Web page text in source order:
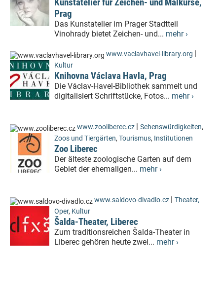
Kunstatelier für Zeichen- und Malkurse,
Prag
Das Kunstatelier im Prager Stadtteil
Vinohrady bietet Zeichen- und... mehr ›
www.vaclavhavel-library.org
Kultur
Knihovna Václava Havla, Prag
Die Václav-Havel-Bibliothek sammelt und
digitalisiert Schriftstücke, Fotos... mehr ›
www.zooliberec.cz Sehenswürdigkeiten,
Zoos und Tiergärten, Tourismus, Institutionen
Zoo Liberec
Der älteste zoologische Garten auf dem
Gebiet der ehemaligen... mehr ›
www.saldovo-divadlo.cz
Theater,
Oper, Kultur
Šalda-Theater, Liberec
Zum traditionsreichen Šalda-Theater in
Liberec gehören heute zwei... mehr ›